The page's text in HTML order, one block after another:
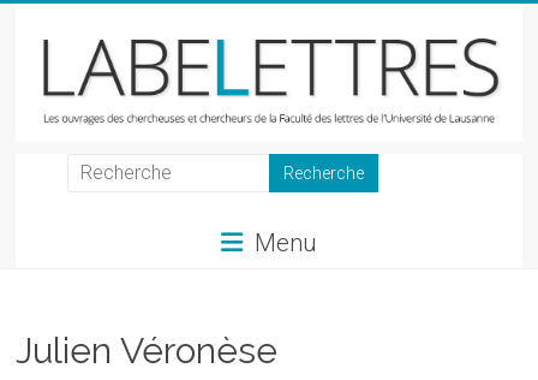
LabeLettres
et
chercheurs
Menu
Julien Véronèse